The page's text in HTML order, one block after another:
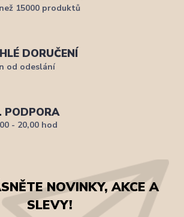
15000 produktů
DORUČENÍ
od odeslání
PODPORA
- 20,00 hod
NOVINKY, AKCE A
SLEVY!